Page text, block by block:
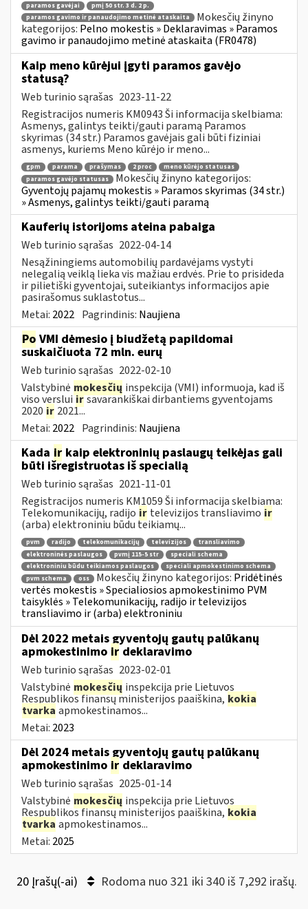
paramos gavėjai
pmį 50 str. 3 d. 2 p.
paramos gavimo ir panaudojimo metinė ataskaita
Mokesčių žinyno
kategorijos: Pelno mokestis » Deklaravimas » Paramos
gavimo ir panaudojimo metinė ataskaita (FR0478)
Kaip meno kūrėjui įgyti paramos gavėjo
statusą?
Web turinio sąrašas 2023-11-22
Registracijos numeris KM0943 Ši informacija skelbiama:
Asmenys, galintys teikti/gauti paramą Paramos
skyrimas (34 str.) Paramos gavėjais gali būti fiziniai
asmenys, kuriems Meno kūrėjo ir meno...
gpm parama prašymas 2 proc
meno kūrėjo statusas
paramos gavėjo statusas
Mokesčių žinyno kategorijos:
Gyventojų pajamų mokestis » Paramos skyrimas (34 str.)
» Asmenys, galintys teikti/gauti paramą
Kauferių istorijoms ateina pabaiga
Web turinio sąrašas 2022-04-14
Nesąžiningiems automobilių pardavėjams vystyti
nelegalią veiklą lieka vis mažiau erdvės. Prie to prisideda
ir pilietiški gyventojai, suteikiantys informacijos apie
pasirašomus suklastotus...
Metai: 2022 Pagrindinis: Naujiena
Po VMI dėmesio į biudžetą papildomai
suskaičiuota 72 mln. eurų
Web turinio sąrašas 2022-02-10
Valstybinė mokesčių inspekcija (VMI) informuoja, kad iš
viso versluiirsavarankiškai dirbantiems gyventojams
2020 ir 2021...
Metai: 2022 Pagrindinis: Naujiena
Kada ir kaip elektroninių paslaugų teikėjas gali
būti išregistruotas iš specialią
Web turinio sąrašas 2021-11-01
Registracijos numeris KM1059 Ši informacija skelbiama:
Telekomunikacijų, radijo ir televizijos transliavimo ir
(arba) elektroniniu būdu teikiamų...
pvm radijo telekomunikacijų televizijos
transliavimo
elektroninės paslaugos
pvmį 115-5 str
speciali schema
elektroniniu būdu teikiamos paslaugos
speciali apmokestinimo schema
pvm schema
oss Mokesčių žinyno kategorijos: Pridėtinės
vertės mokestis » Specialiosios apmokestinimo PVM
taisyklės » Telekomunikacijų, radijo ir televizijos
transliavimo ir (arba) elektroniniu
Dėl 2022 metais gyventojų gautų palūkanų
apmokestinimo ir deklaravimo
Web turinio sąrašas 2023-02-01
Valstybinė mokesčių inspekcija prie Lietuvos
Respublikos finansų ministerijos paaiškina, kokia
tvarka apmokestinamos...
Metai: 2023
Dėl 2024 metais gyventojų gautų palūkanų
apmokestinimo ir deklaravimo
Web turinio sąrašas 2025-01-14
Valstybinė mokesčių inspekcija prie Lietuvos
Respublikos finansų ministerijos paaiškina, kokia
tvarka apmokestinamos...
Metai: 2025
20 Įrašų(-ai) Rodoma nuo 321 iki 340 iš 7,292 irašų.